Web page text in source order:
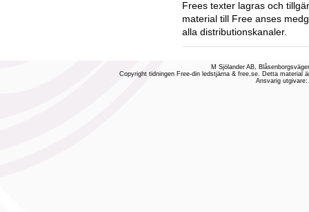
Frees texter lagras och
material till Free anses
alla distributionskanaler.
M Sjölander AB,
Copyright tidningen Free-din ledstjärna & free.se. Detta material
Ansvarig